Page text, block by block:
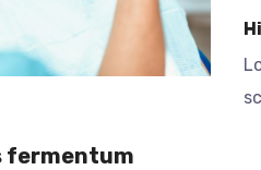
fermentum